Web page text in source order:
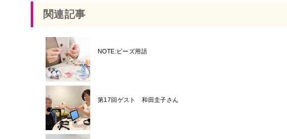
関連記事
NOTE:ビーズ用語
第17回ゲスト 和田圭子さん